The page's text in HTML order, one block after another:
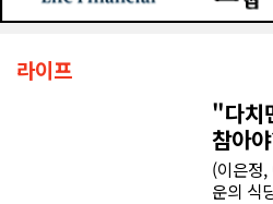
라이프
"다치
참아
(이은정
운의 식